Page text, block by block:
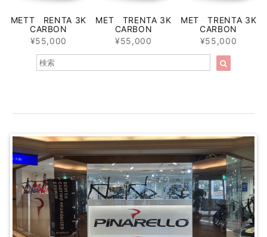
METT RENTA 3K
CARBON
¥55,000
MET TRENTA 3K
CARBON
¥55,000
MET TRENTA 3K
CARBON
¥55,000